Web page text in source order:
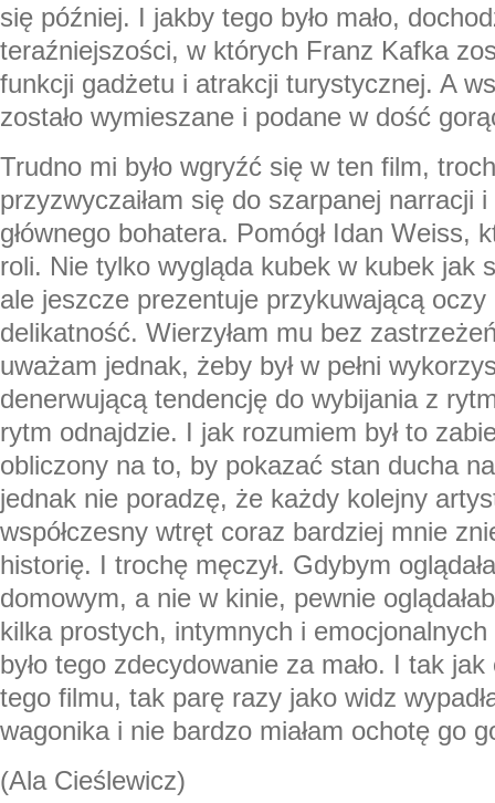
się później. I jakby tego było mało,
teraźniejszości, w których Franz Kafka
funkcji gadżetu i atrakcji turystycznej. A
zostało wymieszane i podane w dość
Trudno mi było wgryźć się w ten film,
przyzwyczaiłam się do szarpanej narracji
głównego bohatera. Pomógł Idan Weiss,
roli. Nie tylko wygląda kubek w kubek jak
ale jeszcze prezentuje przykuwającą
delikatność. Wierzyłam mu bez
uważam jednak, żeby był w pełni
denerwującą tendencję do wybijania z
rytm odnajdzie. I jak rozumiem był to
obliczony na to, by pokazać stan ducha
jednak nie poradzę, że każdy kolejny
współczesny wtręt coraz bardziej mnie
historię. I trochę męczył. Gdybym
domowym, a nie w kinie, pewnie
kilka prostych, intymnych i
było tego zdecydowanie za mało. I tak
tego filmu, tak parę razy jako widz
wagonika i nie bardzo miałam ochotę go
(Ala Cieślewicz)